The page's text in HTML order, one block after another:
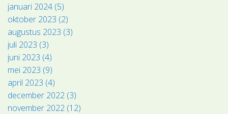
januari 2024 (5)
oktober 2023 (2)
augustus 2023 (3)
juli 2023 (3)
juni 2023 (4)
mei 2023 (9)
april 2023 (4)
december 2022 (3)
november 2022 (12)